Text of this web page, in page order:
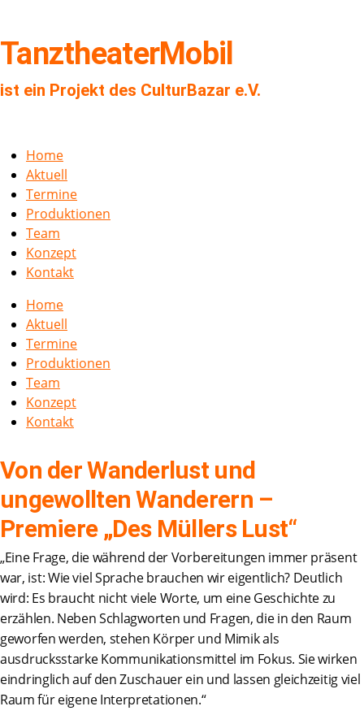
TanztheaterMobil
ist ein Projekt des CulturBazar e.V.
Home
Aktuell
Termine
Produktionen
Team
Konzept
Kontakt
Home
Aktuell
Termine
Produktionen
Team
Konzept
Kontakt
Von der Wanderlust und
ungewollten Wanderern –
Premiere „Des Müllers Lust“
„Eine Frage, die während der Vorbereitungen immer präsent
war, ist: Wie viel Sprache brauchen wir eigentlich? Deutlich
wird: Es braucht nicht viele Worte, um eine Geschichte zu
erzählen. Neben Schlagworten und Fragen, die in den Raum
geworfen werden, stehen Körper und Mimik als
ausdrucksstarke Kommunikationsmittel im Fokus. Sie wirken
eindringlich auf den Zuschauer ein und lassen gleichzeitig viel
Raum für eigene Interpretationen.“